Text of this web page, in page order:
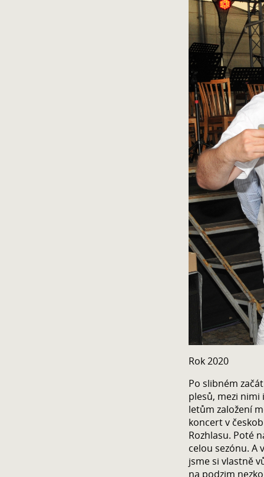
Rok 2020
Po slibném
plesů, mezi nimi
letům založení
koncert v
Rozhlasu. Poté
celou sezónu. A
jsme si vlastně
na podzim